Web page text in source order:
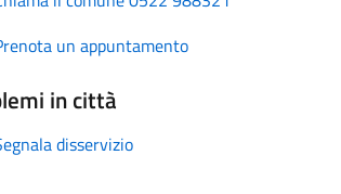
un appuntamento
in città
disservizio